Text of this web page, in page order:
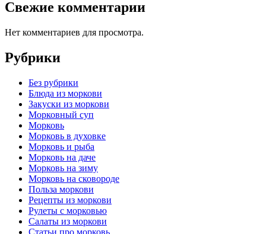
Свежие комментарии
Нет комментариев для просмотра.
Рубрики
Без рубрики
Блюда из моркови
Закуски из моркови
Морковный суп
Морковь
Морковь в духовке
Морковь и рыба
Морковь на даче
Морковь на зиму
Морковь на сковороде
Польза моркови
Рецепты из моркови
Рулеты с морковью
Салаты из моркови
Статьи про морковь